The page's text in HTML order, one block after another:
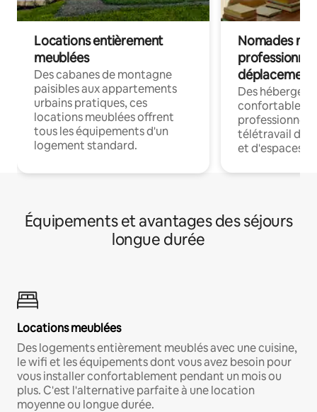
Locations entièrement
meublées
Des cabanes de montagne
paisibles aux appartements
urbains pratiques, ces
locations meublées offrent
tous les équipements d'un
logement standard.
Nomades
déplacement
Des
confortables
professionnels
télétravail
et d'espaces
Équipements et avantages des séjours
longue durée
Locations meublées
Des logements entièrement meublés avec une cuisine,
le wifi et les équipements dont vous avez besoin pour
vous installer confortablement pendant un mois ou
plus. C'est l'alternative parfaite à une location
moyenne ou longue durée.